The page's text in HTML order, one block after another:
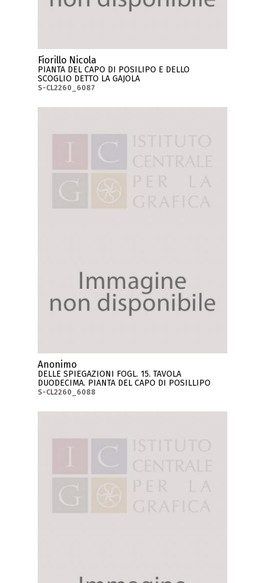
Fiorillo Nicola
PIANTA DEL CAPO DI POSILIPO E DELLO
SCOGLIO DETTO LA GAJOLA
S-CL2260_6087
Anonimo
DELLE SPIEGAZIONI FOGL. 15. TAVOLA
DUODECIMA. PIANTA DEL CAPO DI POSILLIPO
S-CL2260_6088